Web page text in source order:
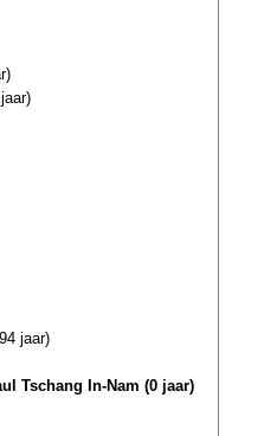
jaar)
Tschang In-Nam (0 jaar)